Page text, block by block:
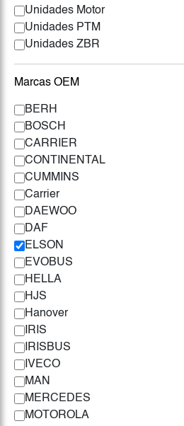
Unidades Motor
Unidades PTM
Unidades ZBR
Marcas OEM
BERH
BOSCH
CARRIER
CONTINENTAL
CUMMINS
Carrier
DAEWOO
DAF
ELSON
EVOBUS
HELLA
HJS
Hanover
IRIS
IRISBUS
IVECO
MAN
MERCEDES
MOTOROLA